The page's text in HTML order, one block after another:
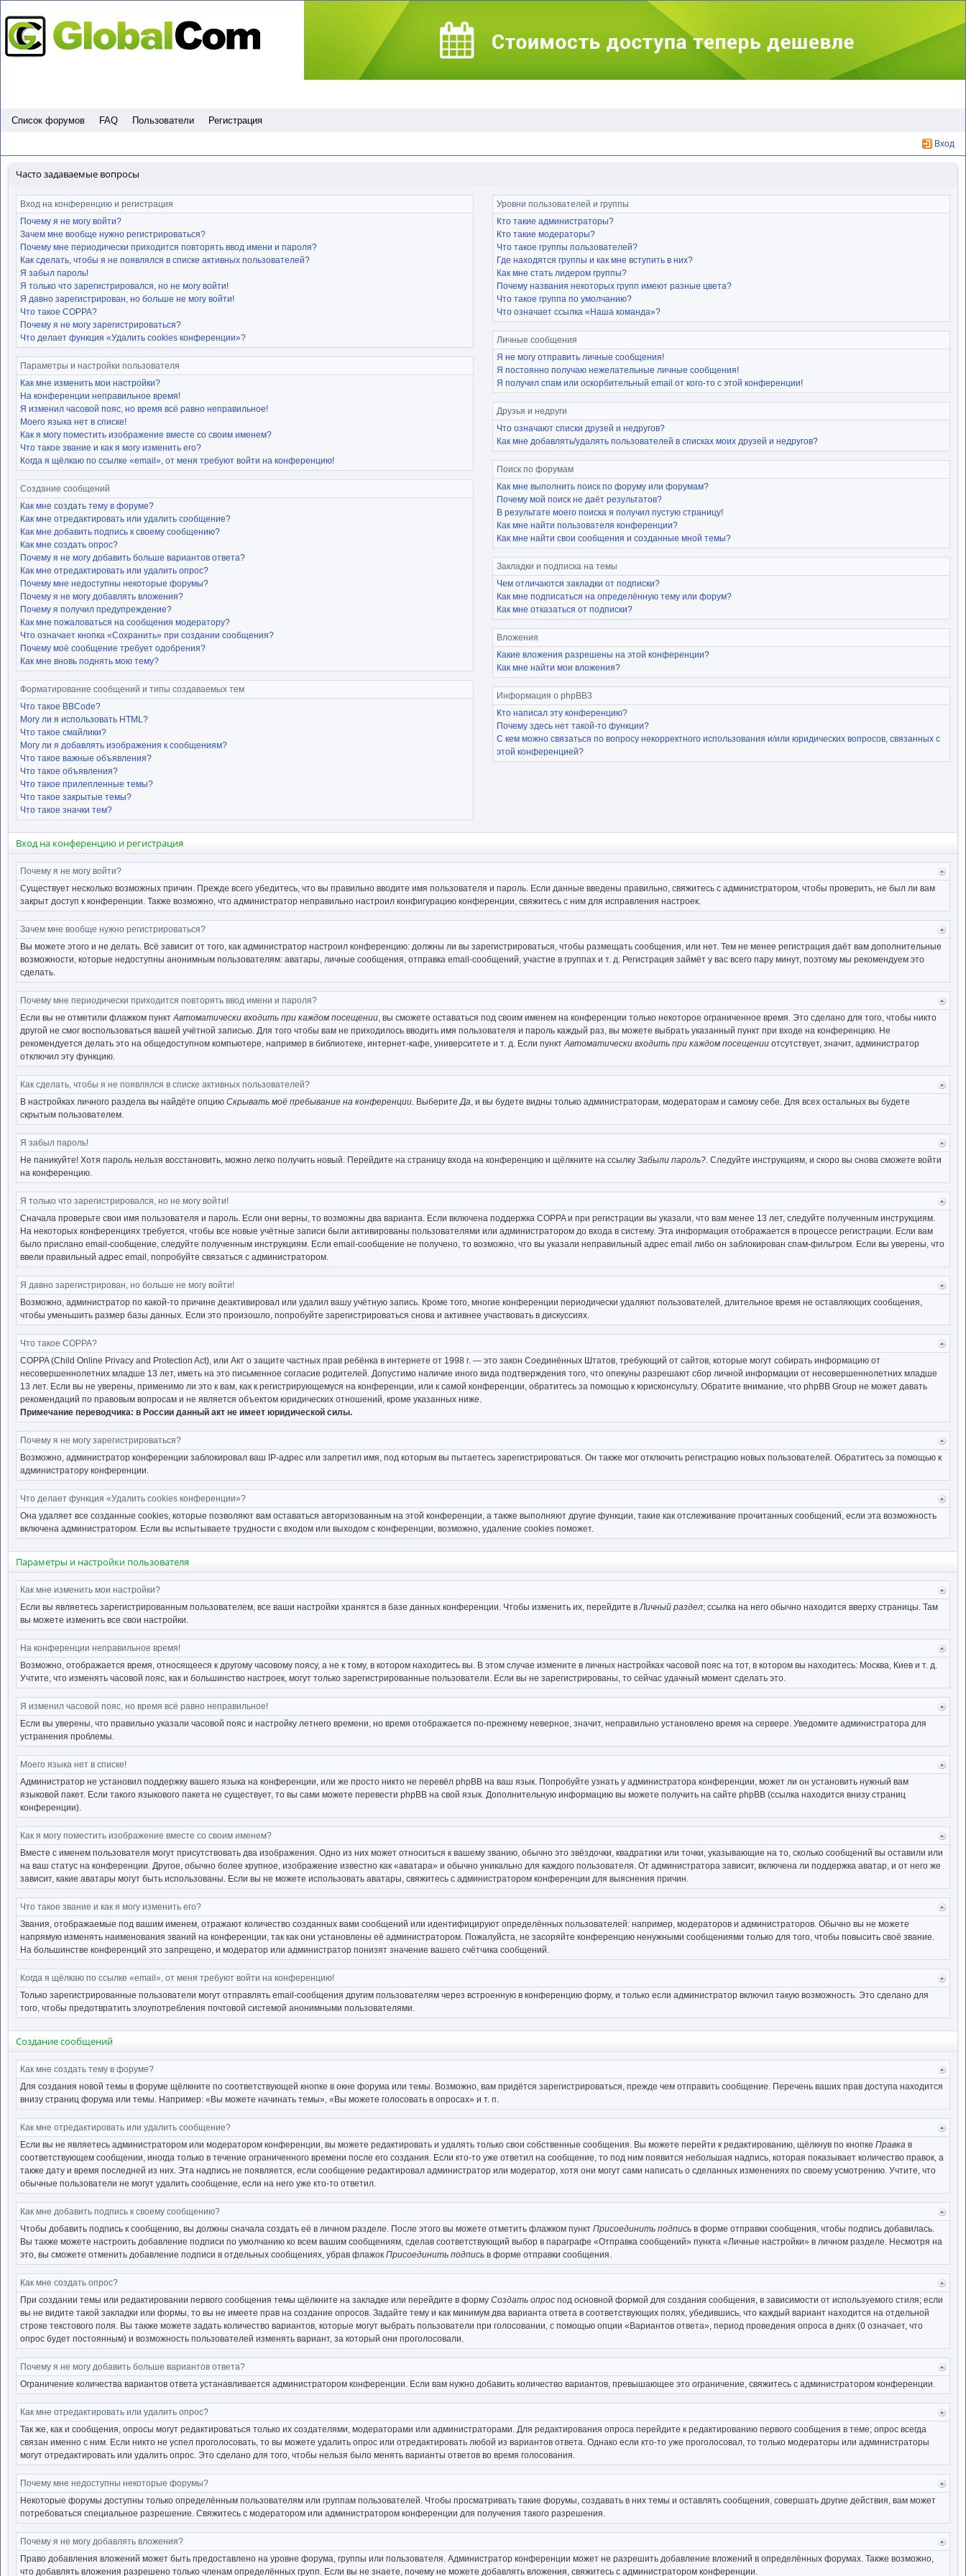
Список форумов FAQ Пользователи Регистрация
Вход
Часто задаваемые вопросы
Вход на конференцию и регистрация
Почему я не могу войти?
Зачем мне вообще нужно регистрироваться?
Почему мне периодически приходится повторять ввод имени и пароля?
Как сделать, чтобы я не появлялся в списке активных пользователей?
Я забыл пароль!
Я только что зарегистрировался, но не могу войти!
Я давно зарегистрирован, но больше не могу войти!
Что такое COPPA?
Почему я не могу зарегистрироваться?
Что делает функция «Удалить cookies конференции»?
Параметры и настройки пользователя
Как мне изменить мои настройки?
На конференции неправильное время!
Я изменил часовой пояс, но время всё равно неправильное!
Моего языка нет в списке!
Как я могу поместить изображение вместе со своим именем?
Что такое звание и как я могу изменить его?
Когда я щёлкаю по ссылке «email», от меня требуют войти на конференцию!
Создание сообщений
Как мне создать тему в форуме?
Как мне отредактировать или удалить сообщение?
Как мне добавить подпись к своему сообщению?
Как мне создать опрос?
Почему я не могу добавить больше вариантов ответа?
Как мне отредактировать или удалить опрос?
Почему мне недоступны некоторые форумы?
Почему я не могу добавлять вложения?
Почему я получил предупреждение?
Как мне пожаловаться на сообщения модератору?
Что означает кнопка «Сохранить» при создании сообщения?
Почему моё сообщение требует одобрения?
Как мне вновь поднять мою тему?
Форматирование сообщений и типы создаваемых тем
Что такое BBCode?
Могу ли я использовать HTML?
Что такое смайлики?
Могу ли я добавлять изображения к сообщениям?
Что такое важные объявления?
Что такое объявления?
Что такое прилепленные темы?
Что такое закрытые темы?
Что такое значки тем?
Уровни пользователей и группы
Кто такие администраторы?
Кто такие модераторы?
Что такое группы пользователей?
Где находятся группы и как мне вступить в них?
Как мне стать лидером группы?
Почему названия некоторых групп имеют разные цвета?
Что такое группа по умолчанию?
Что означает ссылка «Наша команда»?
Личные сообщения
Я не могу отправить личные сообщения!
Я постоянно получаю нежелательные личные сообщения!
Я получил спам или оскорбительный email от кого-то с этой конференции!
Друзья и недруги
Что означают списки друзей и недругов?
Как мне добавлять/удалять пользователей в списках моих друзей и недругов?
Поиск по форумам
Как мне выполнить поиск по форуму или форумам?
Почему мой поиск не даёт результатов?
В результате моего поиска я получил пустую страницу!
Как мне найти пользователя конференции?
Как мне найти свои сообщения и созданные мной темы?
Закладки и подписка на темы
Чем отличаются закладки от подписки?
Как мне подписаться на определённую тему или форум?
Как мне отказаться от подписки?
Вложения
Какие вложения разрешены на этой конференции?
Как мне найти мои вложения?
Информация о phpBB3
Кто написал эту конференцию?
Почему здесь нет такой-то функции?
С кем можно связаться по вопросу некорректного использования и/или юридических вопросов, связанных с
этой конференцией?
Вход на конференцию и регистрация
Почему я не могу войти?
Существует несколько возможных причин. Прежде всего убедитесь, что вы правильно вводите имя пользователя и пароль. Если данные введены правильно, свяжитесь с администратором, чтобы проверить, не был ли вам
закрыт доступ к конференции. Также возможно, что администратор неправильно настроил конфигурацию конференции, свяжитесь с ним для исправления настроек.
к
Зачем мне вообще нужно регистрироваться?
Вы можете этого и не делать. Всё зависит от того, как администратор настроил конференцию: должны ли вы зарегистрироваться, чтобы размещать сообщения, или нет. Тем не менее регистрация даёт вам дополнительные
возможности, которые недоступны анонимным пользователям: аватары, личные сообщения, отправка email-сообщений, участие в группах и т. д. Регистрация займёт у вас всего пару минут, поэтому мы рекомендуем это
сделать.
Почему мне периодически приходится повторять ввод имени и пароля?
Если вы не отметили флажком пунктАвтоматически входить при каждом посещении, вы сможете оставаться под своим именем на конференции только некоторое ограниченное время. Это сделано для того, чтобы никто
другой не смог воспользоваться вашей учётной записью. Для того чтобы вам не приходилось вводить имя пользователя и пароль каждый раз, вы можете выбрать указанный пункт при входе на конференцию. Не
рекомендуется делать это на общедоступном компьютере, например в библиотеке, интернет-кафе, университете и т. д. Если пунктАвтоматически входить при каждом посещении отсутствует, значит, администратор
отключил эту функцию.
Как сделать, чтобы я не появлялся в списке активных пользователей?
В настройках личного раздела вы найдёте опцию Скрывать моё пребывание на конференции. ВыберитеДа, и вы будете видны только администраторам, модераторам и самому себе. Для всех остальных вы будете
скрытым пользователем.
к
Я забыл пароль!
Не паникуйте! Хотя пароль нельзя восстановить, можно легко получить новый. Перейдите на страницу входа на конференцию и щёлкните на ссылку Забыли пароль?. Следуйте инструкциям, и скоро вы снова сможете войти
на конференцию.
Я только что зарегистрировался, но не могу войти!
Сначала проверьте свои имя пользователя и пароль. Если они верны, то возможны два варианта. Если включена поддержка COPPA и при регистрации вы указали, что вам менее 13 лет, следуйте полученным инструкциям.
На некоторых конференциях требуется, чтобы все новые учётные записи были активированы пользователями или администратором до входа в систему. Эта информация отображается в процессе регистрации. Если вам
было прислано email-сообщение, следуйте полученным инструкциям. Если email-сообщение не получено, то возможно, что вы указали неправильный адрес email либо он заблокирован спам-фильтром. Если вы уверены, что
ввели правильный адрес email, попробуйте связаться с администратором.
Я давно зарегистрирован, но больше не могу войти!
Возможно, администратор по какой-то причине деактивировал или удалил вашу учётную запись. Кроме того, многие конференции периодически удаляют пользователей, длительное время не оставляющих сообщения,
чтобы уменьшить размер базы данных. Если это произошло, попробуйте зарегистрироваться снова и активнее участвовать в дискуссиях.
Что такое COPPA?
COPPA (Child Online Privacy and Protection Act), или Акт о защите частных прав ребёнка в интернете от 1998 г. — это закон Соединённых Штатов, требующий от сайтов, которые могут собирать информацию от
несовершеннолетних младше 13 лет, иметь на это письменное согласие родителей. Допустимо наличие иного вида подтверждения того, что опекуны разрешают сбор личной информации от несовершеннолетних младше
13 лет. Если вы не уверены, применимо ли это к вам, как к регистрирующемуся на конференции, или к самой конференции, обратитесь за помощью к юрисконсульту. Обратите внимание, что phpBB Group не может давать
рекомендаций по правовым вопросам и не является объектом юридических отношений, кроме указанных ниже.
Примечание переводчика: в России данный акт не имеет юридической силы.
к
Почему я не могу зарегистрироваться?
Возможно, администратор конференции заблокировал ваш IP-адрес или запретил имя, под которым вы пытаетесь зарегистрироваться. Он также мог отключить регистрацию новых пользователей. Обратитесь за помощью к
администратору конференции.
Что делает функция «Удалить cookies конференции»?
Она удаляет все созданные cookies, которые позволяют вам оставаться авторизованным на этой конференции, а также выполняют другие функции, такие как отслеживание прочитанных сообщений, если эта возможность
включена администратором. Если вы испытываете трудности с входом или выходом с конференции, возможно, удаление cookies поможет.
Параметры и настройки пользователя
Как мне изменить мои настройки?
Если вы являетесь зарегистрированным пользователем, все ваши настройки хранятся в базе данных конференции. Чтобы изменить их, перейдите вЛичный раздел; ссылка на него обычно находится вверху страницы. Там
вы можете изменить все свои настройки.
На конференции неправильное время!
Возможно, отображается время, относящееся к другому часовому поясу, а не к тому, в котором находитесь вы. В этом случае измените в личных настройках часовой пояс на тот, в котором вы находитесь: Москва, Киев и т. д.
Учтите, что изменять часовой пояс, как и большинство настроек, могут только зарегистрированные пользователи. Если вы не зарегистрированы, то сейчас удачный момент сделать это.
Я изменил часовой пояс, но время всё равно неправильное!
Если вы уверены, что правильно указали часовой пояс и настройку летнего времени, но время отображается по-прежнему неверное, значит, неправильно установлено время на сервере. Уведомите администратора для
устранения проблемы.
Моего языка нет в списке!
Администратор не установил поддержку вашего языка на конференции, или же просто никто не перевёл phpBB на ваш язык. Попробуйте узнать у администратора конференции, может ли он установить нужный вам
языковой пакет. Если такого языкового пакета не существует, то вы сами можете перевести phpBB на свой язык. Дополнительную информацию вы можете получить на сайте phpBB (ссылка находится внизу страниц
конференции).
к
Как я могу поместить изображение вместе со своим именем?
Вместе с именем пользователя могут присутствовать два изображения. Одно из них может относиться к вашему званию, обычно это звёздочки, квадратики или точки, указывающие на то, сколько сообщений вы оставили или
на ваш статус на конференции. Другое, обычно более крупное, изображение известно как «аватара» и обычно уникально для каждого пользователя. От администратора зависит, включена ли поддержка аватар, и от него же
зависит, какие аватары могут быть использованы. Если вы не можете использовать аватары, свяжитесь с администратором конференции для выяснения причин.
Что такое звание и как я могу изменить его?
Звания, отображаемые под вашим именем, отражают количество созданных вами сообщений или идентифицируют определённых пользователей: например, модераторов и администраторов. Обычно вы не можете
напрямую изменять наименования званий на конференции, так как они установлены её администратором. Пожалуйста, не засоряйте конференцию ненужными сообщениями только для того, чтобы повысить своё звание.
На большинстве конференций это запрещено, и модератор или администратор понизят значение вашего счётчика сообщений.
Когда я щёлкаю по ссылке «email», от меня требуют войти на конференцию!
Только зарегистрированные пользователи могут отправлять email-сообщения другим пользователям через встроенную в конференцию форму, и только если администратор включил такую возможность. Это сделано для
того, чтобы предотвратить злоупотребления почтовой системой анонимными пользователями.
Создание сообщений
к
Как мне создать тему в форуме?
Для создания новой темы в форуме щёлкните по соответствующей кнопке в окне форума или темы. Возможно, вам придётся зарегистрироваться, прежде чем отправить сообщение. Перечень ваших прав доступа находится
внизу страниц форума или темы. Например: «Вы можете начинать темы», «Вы можете голосовать в опросах» и т. п.
Как мне отредактировать или удалить сообщение?
Если вы не являетесь администратором или модератором конференции, вы можете редактировать и удалять только свои собственные сообщения. Вы можете перейти к редактированию, щёлкнув по кнопке Правка в
соответствующем сообщении, иногда только в течение ограниченного времени после его создания. Если кто-то уже ответил на сообщение, то под ним появится небольшая надпись, которая показывает количество правок, а
также дату и время последней из них. Эта надпись не появляется, если сообщение редактировал администратор или модератор, хотя они могут сами написать о сделанных изменениях по своему усмотрению. Учтите, что
обычные пользователи не могут удалить сообщение, если на него уже кто-то ответил.
Как мне добавить подпись к своему сообщению?
Чтобы добавить подпись к сообщению, вы должны сначала создать её в личном разделе. После этого вы можете отметить флажком пункт Присоединить подпись в форме отправки сообщения, чтобы подпись добавилась.
Вы также можете настроить добавление подписи по умолчанию ко всем вашим сообщениям, сделав соответствующий выбор в параграфе «Отправка сообщений» пункта «Личные настройки» в личном разделе. Несмотря на
это, вы сможете отменить добавление подписи в отдельных сообщениях, убрав флажок Присоединить подпись в форме отправки сообщения.
к
Как мне создать опрос?
При создании темы или редактировании первого сообщения темы щёлкните на закладке или перейдите в форму Создать опрос под основной формой для создания сообщения, в зависимости от используемого стиля; если
вы не видите такой закладки или формы, то вы не имеете прав на создание опросов. Задайте тему и как минимум два варианта ответа в соответствующих полях, убедившись, что каждый вариант находится на отдельной
строке текстового поля. Вы также можете задать количество вариантов, которые могут выбрать пользователи при голосовании, с помощью опции «Вариантов ответа», период проведения опроса в днях (0 означает, что
опрос будет постоянным) и возможность пользователей изменять вариант, за который они проголосовали.
началу
Почему я не могу добавить больше вариантов ответа?
Ограничение количества вариантов ответа устанавливается администратором конференции. Если вам нужно добавить количество вариантов, превышающее это ограничение, свяжитесь с администратором конференции.
Как мне отредактировать или удалить опрос?
Так же, как и сообщения, опросы могут редактироваться только их создателями, модераторами или администраторами. Для редактирования опроса перейдите к редактированию первого сообщения в теме; опрос всегда
связан именно с ним. Если никто не успел проголосовать, то вы можете удалить опрос или отредактировать любой из вариантов ответа. Однако если кто-то уже проголосовал, то только модераторы или администраторы
могут отредактировать или удалить опрос. Это сделано для того, чтобы нельзя было менять варианты ответов во время голосования.
Почему мне недоступны некоторые форумы?
Некоторые форумы доступны только определённым пользователям или группам пользователей. Чтобы просматривать такие форумы, создавать в них темы и оставлять сообщения, совершать другие действия, вам может
потребоваться специальное разрешение. Свяжитесь с модератором или администратором конференции для получения такого разрешения.
Почему я не могу добавлять вложения?
Право добавления вложений может быть предоставлено на уровне форума, группы или пользователя. Администратор конференции может не разрешить добавление вложений в определённых форумах. Также возможно,
что добавлять вложения разрешено только членам определённых групп. Если вы не знаете, почему не можете добавлять вложения, свяжитесь с администратором конференции.